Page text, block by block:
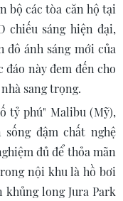
bộ các tòa căn hộ tại
chiếu sáng hiện đại,
ánh sáng mới của
đáo này đem đến cho
sang trọng.
tỷ phú" Malibu (Mỹ),
đậm chất nghệ
đủ để thỏa mãn
nội khu là hồ bơi
long Jura Park